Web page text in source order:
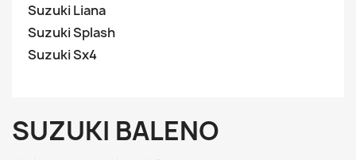
Suzuki Liana
Suzuki Splash
Suzuki Sx4
SUZUKI BALENO